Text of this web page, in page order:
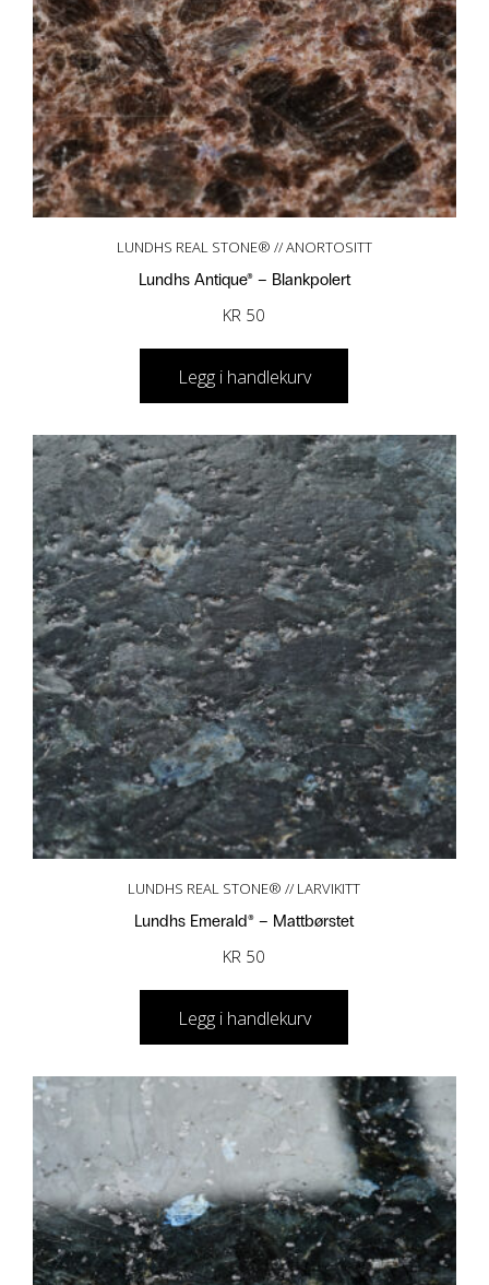
LUNDHS REAL STONE® // ANORTOSITT
Lundhs Antique® – Blankpolert
KR 50
Legg i handlekurv
LUNDHS REAL STONE® // LARVIKITT
Lundhs Emerald® – Mattbørstet
KR 50
Legg i handlekurv